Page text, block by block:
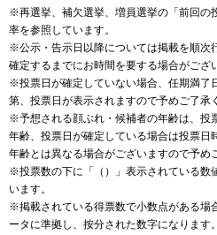
※再選挙、補欠選挙、増員選挙の「前回の
率を参照しています。
※公示・告示日以降については掲載を順次
確定するまでにお時間を要する場合がござ
※投票日が確定していない場合、任期満了
第、投票日が表示されますので予めご了承
※予想される顔ぶれ・候補者の年齢は、投
年齢、投票日が確定している場合は投票日
年齢とは異なる場合がございますので予め
※投票数の下に「（）」表示されている数
います。
※掲載されている得票数で小数点がある場
ータに準拠し、按分された数字になります。